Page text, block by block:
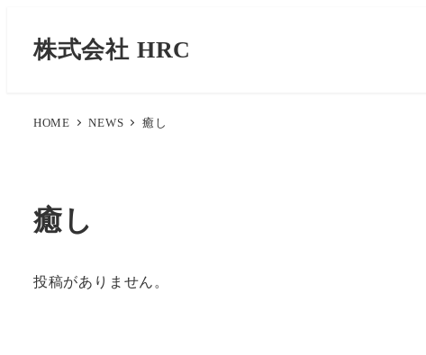
株式会社 HRC
HOME NEWS 癒し
癒し
投稿がありません。